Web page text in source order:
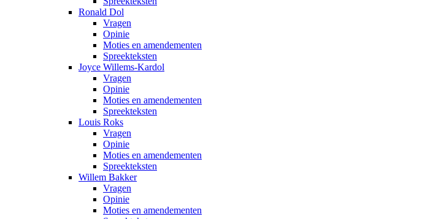
Ronald Dol
Vragen
Opinie
Moties en amendementen
Spreekteksten
Joyce Willems-Kardol
Vragen
Opinie
Moties en amendementen
Spreekteksten
Louis Roks
Vragen
Opinie
Moties en amendementen
Spreekteksten
Willem Bakker
Vragen
Opinie
Moties en amendementen